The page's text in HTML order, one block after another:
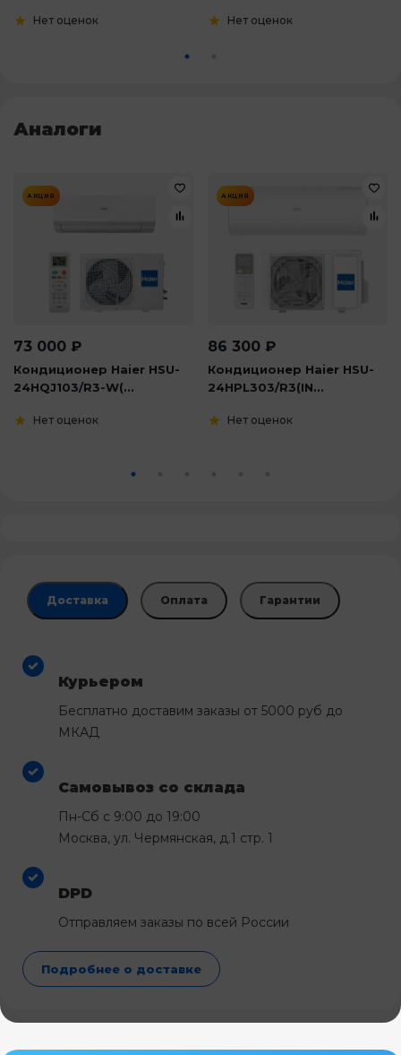
Нет оценок Нет оценок
Аналоги
АКЦИЯ
73 000 ₽
Кондиционер Haier HSU-
24HQJ103/R3-W(...
Нет оценок
АКЦИЯ
86 300 ₽
Кондиционер Haier HSU-
24HPL303/R3(IN...
Нет оценок
Доставка Оплата Гарантии
Курьером
Бесплатно доставим заказы от 5000 руб до
МКАД
Самовывоз со склада
Пн-Сб с 9:00 до 19:00
Москва, ул. Чермянская, д.1 стр. 1
DPD
Отправляем заказы по всей России
Подробнее о доставке